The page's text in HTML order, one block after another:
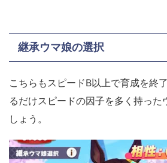
継承ウマ娘の選択
こちらもスピードB以上で育成を終
るだけスピードの因子を多く持った
しょう。